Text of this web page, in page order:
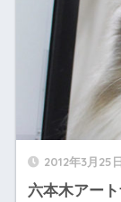
2012年3月25日
六本木アー